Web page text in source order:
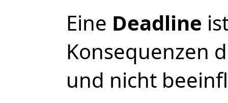
Eine Deadline
Konsequenzen
und nicht